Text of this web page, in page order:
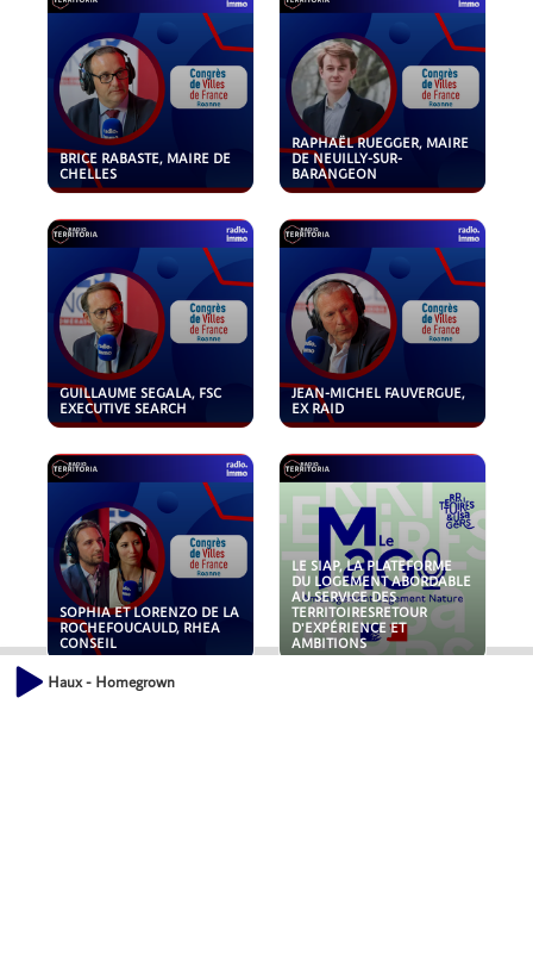
BRICE RABASTE, MAIRE DE
CHELLES
RAPHAËL RUEGGER, MAIRE
DE NEUILLY-SUR-
BARANGEON
GUILLAUME SEGALA, FSC
EXECUTIVE SEARCH
JEAN-MICHEL FAUVERGUE,
EX RAID
SOPHIA ET LORENZO DE LA
ROCHEFOUCAULD, RHEA
CONSEIL
LE SIAP, LA PLATEFORME
DU LOGEMENT ABORDABLE
AU SERVICE DES
TERRITOIRESRETOUR
D'EXPÉRIENCE ET
AMBITIONS
Haux - Homegrown